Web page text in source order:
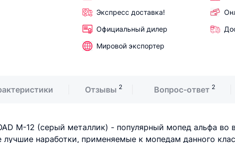
Экспресс доставка!
Официальный дилер
Мировой экспортер
Отзывы 2 Вопрос-ответ 2
M-12 (серый металлик) - популярный мопед альфа
лучшие наработки, применяемые к мопедам данного